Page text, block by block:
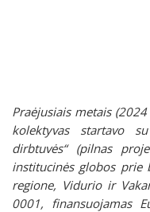
Praėjusiais metais
kolektyvas startavo
dirbtuvės“ (pilnas
institucinės globos prie
regione, Vidurio ir
0001, finansuojamas